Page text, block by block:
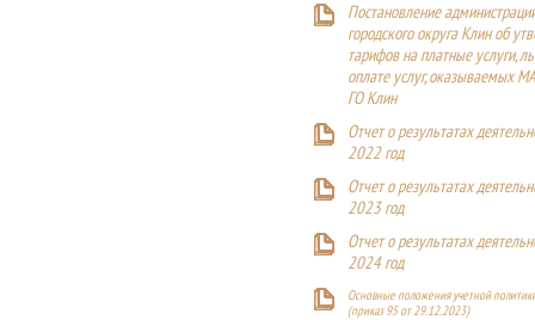
Постановление
городского округа Клин об
тарифов на платные услуги,
оплате услуг, оказываемых
ГО Клин
Отчет о результатах
2022 год
Отчет о результатах
2023 год
Отчет о результатах
2024 год
Основные положения учетной
(приказ 95 от 29.12.2023)